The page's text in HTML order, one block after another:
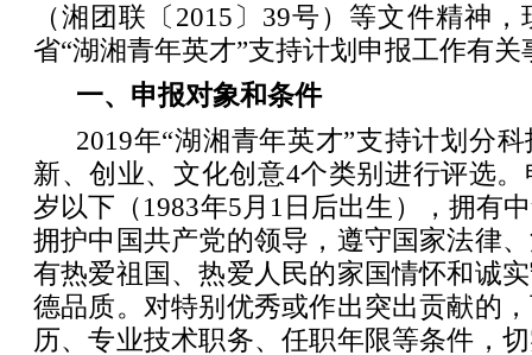
（湘团联〔2015〕39号）等文件精神
省“湖湘青年英才”支持计划申报工作有
一、申报对象和条件
2019年“湖湘青年英才”支持计划分
新、创业、文化创意4个类别进行评选
岁以下（1983年5月1日后出生），拥有
拥护中国共产党的领导，遵守国家法律
有热爱祖国、热爱人民的家国情怀和诚
德品质。对特别优秀或作出突出贡献的
历、专业技术职务、任职年限等条件，